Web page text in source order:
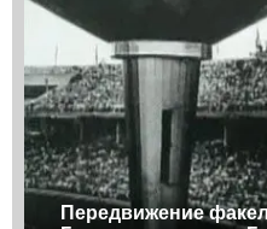
Передвижение